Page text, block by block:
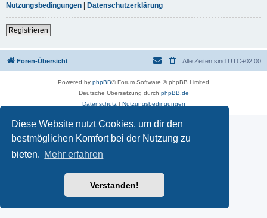
Diese Website nutzt Cookies, um dir den
bestmöglichen Komfort bei der Nutzung zu
bieten. Mehr erfahren
Verstanden!
Nutzungsbedingungen | Datenschutzerklärung
Registrieren
Foren-Übersicht Alle Zeiten sind UTC+02:00
Powered by phpBB® Forum Software © phpBB Limited
Deutsche Übersetzung durch phpBB.de
Datenschutz| Nutzungsbedingungen